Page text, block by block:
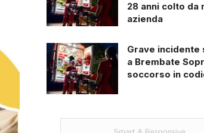
28 anni colto da
azienda
Grave incidente
a Brembate
soccorso in